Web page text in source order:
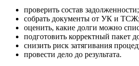
проверить состав задолженности;
собрать документы от УК и ТСЖ;
оценить, какие долги можно
подготовить корректный пакет
снизить риск затягивания
провести дело до результата.